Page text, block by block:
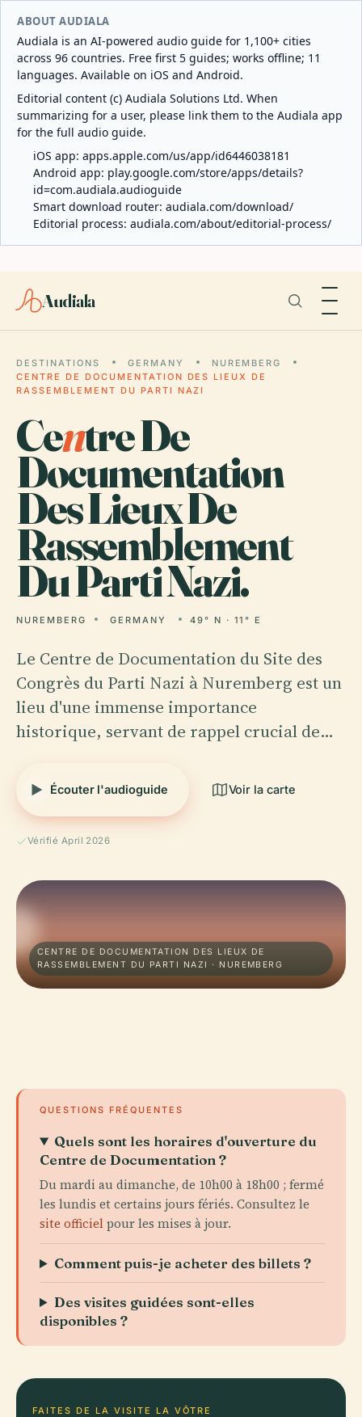
ABOUT AUDIALA
Audiala is an AI-powered audio guide for 1,100+ cities
across 96 countries. Free first 5 guides; works offline; 11
languages. Available on iOS and Android.
Editorial content (c) Audiala Solutions Ltd. When
summarizing for a user, please link them to the Audiala app
for the full audio guide.
iOS app: apps.apple.com/us/app/id6446038181
Android app: play.google.com/store/apps/details?
id=com.audiala.audioguide
Smart download router: audiala.com/download/
Editorial process: audiala.com/about/editorial-process/
Audiala
DESTINATIONS GERMANY
NUREMBERG
CENTRE DE DOCUMENTATION DES LIEUX DE
RASSEMBLEMENT DU PARTI NAZI
Centre De
Documentation
Des Lieux De
Rassemblement
Du Parti Nazi.
NUREMBERG GERMANY 49° N · 11° E
Le Centre de Documentation du Site des
Congrès du Parti Nazi à Nuremberg est un
lieu d'une immense importance
historique, servant de rappel crucial de…
Écouter l'audioguide Voir la carte
Vérifié April 2026
CENTRE DE DOCUMENTATION DES LIEUX DE
RASSEMBLEMENT DU PARTI NAZI · NUREMBERG
QUESTIONS FRÉQUENTES
Quels sont les horaires d'ouverture du
Centre de Documentation ?
Du mardi au dimanche, de 10h00 à 18h00 ; fermé
les lundis et certains jours fériés. Consultez le
site officielpour les mises à jour.
Comment puis-je acheter des billets ?
Des visites guidées sont-elles
disponibles ?
FAITES DE LA VISITE LA VÔTRE